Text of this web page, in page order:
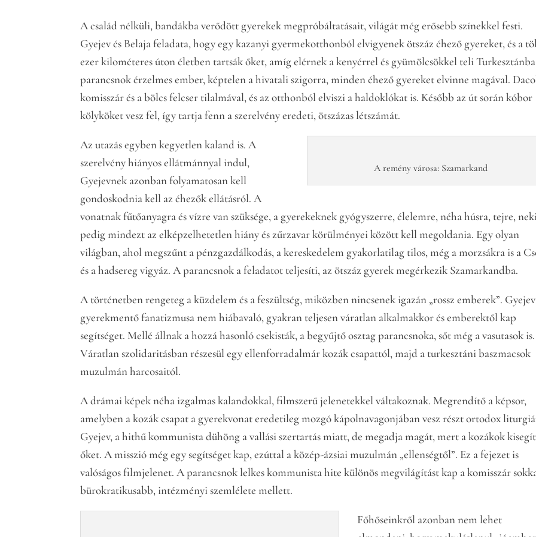
A család nélküli, bandákba verődött gyerekek megpróbáltatásait, világát még erősebb színekkel festi.
Gyejev és Belaja feladata, hogy egy kazanyi gyermekotthonból elvigyenek ötszáz éhező gyereket, és a
ezer kilométeres úton életben tartsák őket, amíg elérnek a kenyérrel és gyümölcsökkel teli
parancsnok érzelmes ember, képtelen a hivatali szigorra, minden éhező gyereket elvinne magával.
komisszár és a bölcs felcser tilalmával, és az otthonból elviszi a haldoklókat is. Később az út során kóbor
kölyköket vesz fel, így tartja fenn a szerelvény eredeti, ötszázas létszámát.
A remény városa: Szamarkand
Az utazás egyben kegyetlen kaland is. A
szerelvény hiányos ellátmánnyal indul,
Gyejevnek azonban folyamatosan kell
gondoskodnia kell az éhezők ellátásról. A
vonatnak fűtőanyagra és vízre van szüksége, a gyerekeknek gyógyszerre, élelemre, néha húsra, tejre,
pedig mindezt az elképzelhetetlen hiány és zűrzavar körülményei között kell megoldania. Egy olyan
világban, ahol megszűnt a pénzgazdálkodás, a kereskedelem gyakorlatilag tilos, még a morzsákra is a
és a hadsereg vigyáz. A parancsnok a feladatot teljesíti, az ötszáz gyerek megérkezik Szamarkandba.
A történetben rengeteg a küzdelem és a feszültség, miközben nincsenek igazán „rossz emberek”. Gyejev
gyerekmentő fanatizmusa nem hiábavaló, gyakran teljesen váratlan alkalmakkor és emberektől kap
segítséget. Mellé állnak a hozzá hasonló csekisták, a begyűjtő osztag parancsnoka, sőt még a vasutasok is.
Váratlan szolidaritásban részesül egy ellenforradalmár kozák csapattól, majd a turkesztáni baszmacsok
muzulmán harcosaitól.
A drámai képek néha izgalmas kalandokkal, filmszerű jelenetekkel váltakoznak. Megrendítő a képsor,
amelyben a kozák csapat a gyerekvonat eredetileg mozgó kápolnavagonjában vesz részt ortodox
Gyejev, a hithű kommunista dühöng a vallási szertartás miatt, de megadja magát, mert a kozákok
őket. A misszió még egy segítséget kap, ezúttal a közép-ázsiai muzulmán „ellenségtől”. Ez a fejezet is
valóságos filmjelenet. A parancsnok lelkes kommunista hite különös megvilágítást kap a komisszár
bürokratikusabb, intézményi szemlélete mellett.
Főhőseinkről azonban nem lehet